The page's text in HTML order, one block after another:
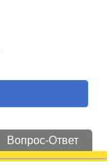
Вопрос-Ответ